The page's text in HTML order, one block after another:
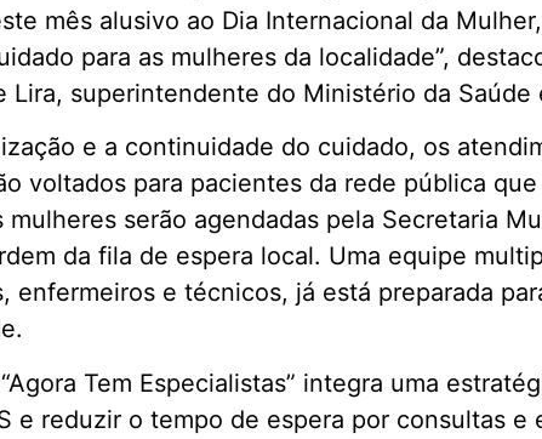
mês alusivo ao Dia Internacional da
para as mulheres da localidade”,
Lira, superintendente do Ministério da Saúde
e a continuidade do cuidado, os
voltados para pacientes da rede pública
mulheres serão agendadas pela Secretaria
da fila de espera local. Uma equipe
enfermeiros e técnicos, já está preparada
Tem Especialistas” integra uma
e reduzir o tempo de espera por consultas e